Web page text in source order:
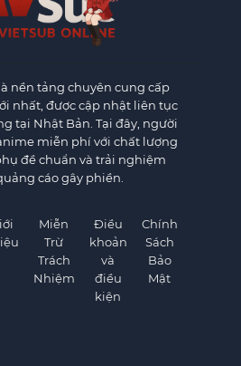
nền tảng chuyên cung cấp
nhất, được cập nhật liên tục
tại Nhật Bản. Tại đây, người
miễn phí với chất lượng
đề chuẩn và trải nghiệm
cáo gây phiền.
Miễn
Trừ
Trách
Nhiệm
Điều
khoản
và
điều
kiện
Chính
Sách
Bảo
Mật